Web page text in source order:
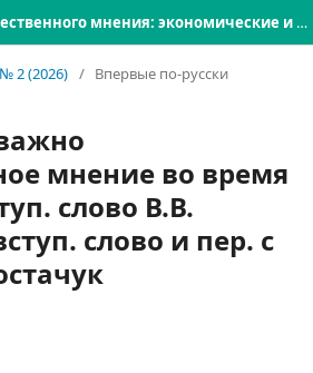
Мониторинг общественного мнения: экономические и социальные перемены
№ 2 (2026) / Впервые по-русски
мнение во время
слово В.В.
слово и пер. с